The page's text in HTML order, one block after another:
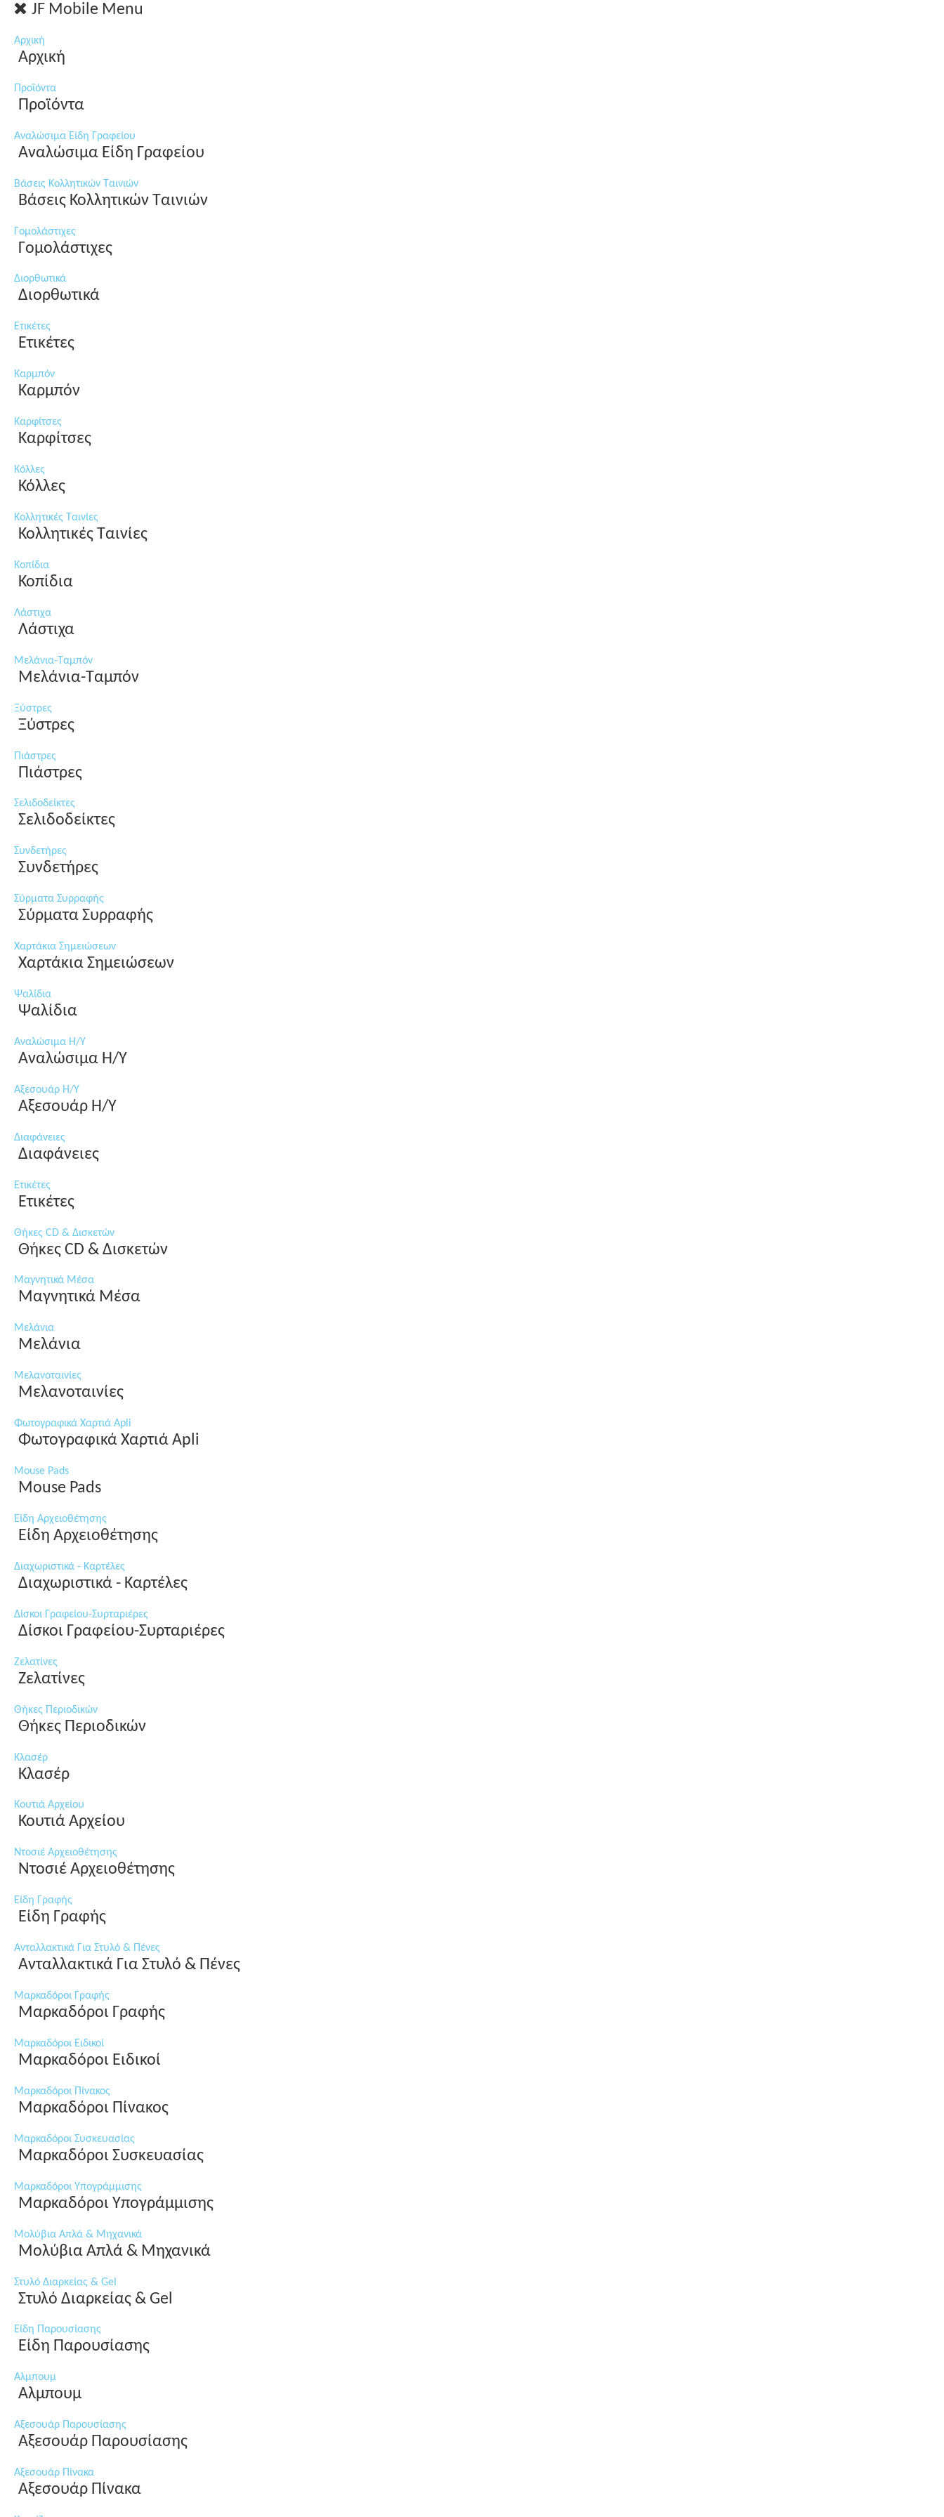
JF Mobile Menu
Αρχική
Αρχική
Προϊόντα
Προϊόντα
Αναλώσιμα Είδη Γραφείου
Αναλώσιμα Είδη Γραφείου
Βάσεις Κολλητικών Ταινιών
Βάσεις Κολλητικών Ταινιών
Γομολάστιχες
Γομολάστιχες
Διορθωτικά
Διορθωτικά
Ετικέτες
Ετικέτες
Καρμπόν
Καρμπόν
Καρφίτσες
Καρφίτσες
Κόλλες
Κόλλες
Κολλητικές Ταινίες
Κολλητικές Ταινίες
Κοπίδια
Κοπίδια
Λάστιχα
Λάστιχα
Μελάνια-Ταμπόν
Μελάνια-Ταμπόν
Ξύστρες
Ξύστρες
Πιάστρες
Πιάστρες
Σελιδοδείκτες
Σελιδοδείκτες
Συνδετήρες
Συνδετήρες
Σύρματα Συρραφής
Σύρματα Συρραφής
Χαρτάκια Σημειώσεων
Χαρτάκια Σημειώσεων
Ψαλίδια
Ψαλίδια
Αναλώσιμα Η/Υ
Αναλώσιμα Η/Υ
Αξεσουάρ Η/Υ
Αξεσουάρ Η/Υ
Διαφάνειες
Διαφάνειες
Ετικέτες
Ετικέτες
Θήκες CD & Δισκετών
Θήκες CD & Δισκετών
Μαγνητικά Μέσα
Μαγνητικά Μέσα
Μελάνια
Μελάνια
Μελανοταινίες
Μελανοταινίες
Φωτογραφικά Χαρτιά Apli
Φωτογραφικά Χαρτιά Apli
Mouse Pads
Mouse Pads
Είδη Αρχειοθέτησης
Είδη Αρχειοθέτησης
Διαχωριστικά - Καρτέλες
Διαχωριστικά - Καρτέλες
Δίσκοι Γραφείου-Συρταριέρες
Δίσκοι Γραφείου-Συρταριέρες
Ζελατίνες
Ζελατίνες
Θήκες Περιοδικών
Θήκες Περιοδικών
Κλασέρ
Κλασέρ
Κουτιά Αρχείου
Κουτιά Αρχείου
Ντοσιέ Αρχειοθέτησης
Ντοσιέ Αρχειοθέτησης
Είδη Γραφής
Είδη Γραφής
Ανταλλακτικά Για Στυλό & Πένες
Ανταλλακτικά Για Στυλό & Πένες
Μαρκαδόροι Γραφής
Μαρκαδόροι Γραφής
Μαρκαδόροι Ειδικοί
Μαρκαδόροι Ειδικοί
Μαρκαδόροι Πίνακος
Μαρκαδόροι Πίνακος
Μαρκαδόροι Συσκευασίας
Μαρκαδόροι Συσκευασίας
Μαρκαδόροι Υπογράμμισης
Μαρκαδόροι Υπογράμμισης
Μολύβια Απλά & Μηχανικά
Μολύβια Απλά & Μηχανικά
Στυλό Διαρκείας & Gel
Στυλό Διαρκείας & Gel
Είδη Παρουσίασης
Είδη Παρουσίασης
Αλμπουμ
Αλμπουμ
Αξεσουάρ Παρουσίασης
Αξεσουάρ Παρουσίασης
Αξεσουάρ Πίνακα
Αξεσουάρ Πίνακα